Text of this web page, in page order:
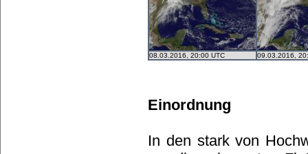
08.03.2016, 20:00 UTC 09.03.2016,
Einordnung
In den stark von